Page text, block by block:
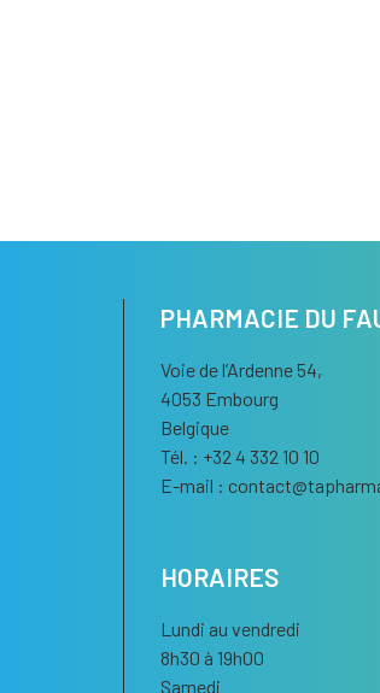
PHARMACIE DU
Voie de l’Ardenne 54,
4053 Embourg
Belgique
Tél. : +32 4 332 10 10
E-mail : contact@
HORAIRES
Lundi au vendredi
8h30 à 19h00
Samedi